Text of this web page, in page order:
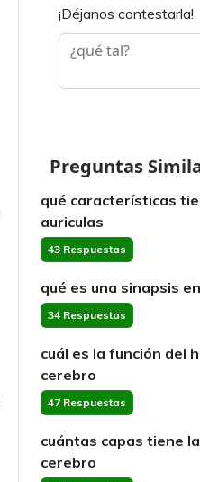
¡Déjanos contestarla!
Preguntas
qué características
auriculas
43 Respuestas
qué es una sinapsis
34 Respuestas
cuál es la función del
cerebro
47 Respuestas
cuántas capas tiene
cerebro